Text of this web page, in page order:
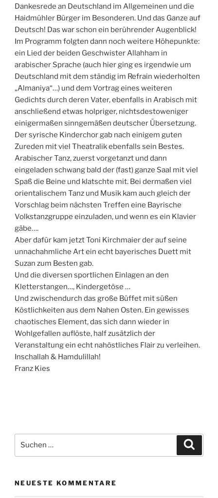
Dankesrede an Deutschland im Allgemeinen und die
Haidmühler Bürger im Besonderen. Und das Ganze auf
Deutsch! Das war schon ein berührender Augenblick!
Im Programm folgten dann noch weitere Höhepunkte:
ein Lied der beiden Geschwister Allahham in
arabischer Sprache (auch hier ging es irgendwie um
Deutschland mit dem ständig im Refrain wiederholten
„Almaniya“…) und dem Vortrag eines weiteren
Gedichts durch deren Vater, ebenfalls in Arabisch mit
anschließend etwas holpriger, nichtsdestoweniger
einigermaßen sinngemäßen deutscher Übersetzung.
Der syrische Kinderchor gab nach einigem guten
Zureden mit viel Theatralik ebenfalls sein Bestes.
Arabischer Tanz, zuerst vorgetanzt und dann
eingeladen schwang bald der (fast) ganze Saal mit viel
Spaß die Beine und klatschte mit. Bei dermaßen viel
orientalischem Tanz und Musik kam auch gleich der
Vorschlag beim nächsten Treffen eine Bayrische
Volkstanzgruppe einzuladen, und wenn es ein Klavier
gäbe….
Aber dafür kam jetzt Toni Kirchmaier der auf seine
unnachahmliche Art ein echt bayerisches Duett mit
Suzan zum Besten gab.
Und die diversen sportlichen Einlagen an den
Kletterstangen…, Kindergetöse …
Und zwischendurch das große Büffet mit süßen
Köstlichkeiten aus dem Nahen Osten. Ein gewisses
chaotisches Element, das sich dann wieder in
Wohlgefallen auflöste, half zusätzlich der
Veranstaltung ein echt nahöstliches Flair zu verleihen.
Inschallah & Hamdulillah!
Franz Kies
nach:
NEUESTE KOMMENTARE